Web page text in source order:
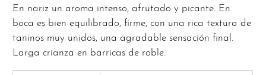
En nariz un aroma intenso, afrutado y picante. En
boca es bien equilibrado, firme, con una rica textura de
taninos muy unidos, una agradable sensación final.
Larga crianza en barricas de roble.